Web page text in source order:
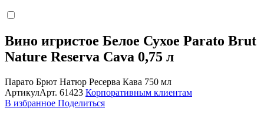
Вино игристое Белое Сухое Parato Brut
Nature Reserva Cava 0,75 л
Парато Брют Натюр Ресерва Кава 750 мл
АртикулАрт. 61423 Корпоративным клиентам
В избранное Поделиться